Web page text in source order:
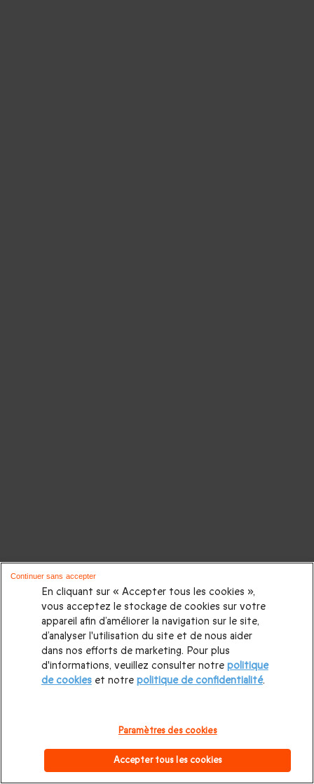
En cliquant sur « Accepter tous les cookies »,
vous acceptez le stockage de cookies sur votre
appareil afin d’améliorer la navigation sur le site,
d’analyser l'utilisation du site et de nous aider
dans nos efforts de marketing. Pour plus
d'informations, veuillez consulter notre politique
de cookieset notre politique de confidentialité.
Paramètres des cookies
Accepter tous les cookies
Continuer sans accepter